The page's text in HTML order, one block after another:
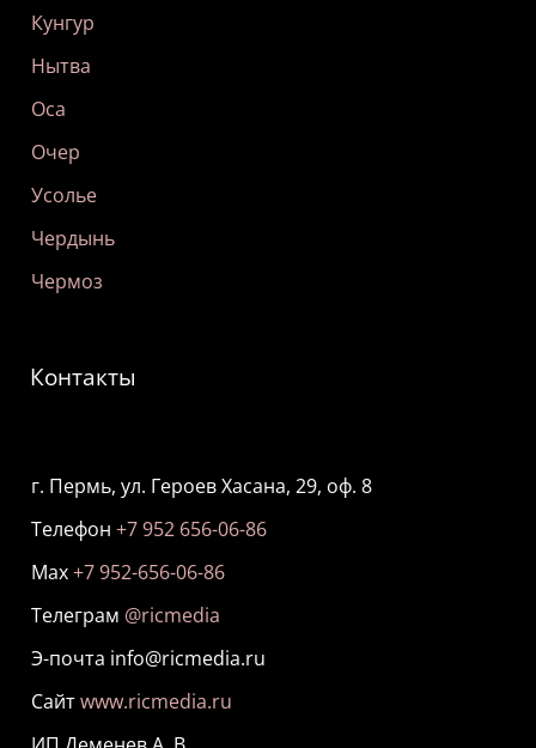
Кунгур
Нытва
Оса
Очер
Усолье
Чердынь
Чермоз
Контакты
г. Пермь, ул. Героев Хасана, 29, оф. 8
Телефон +7 952 656-06-86
Мах+7 952-656-06-86
Телеграм @ricmedia
Э-почта info@ricmedia.ru
Сайтwww.ricmedia.ru